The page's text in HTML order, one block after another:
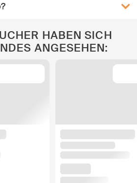
HABEN SICH
ANGESEHEN: